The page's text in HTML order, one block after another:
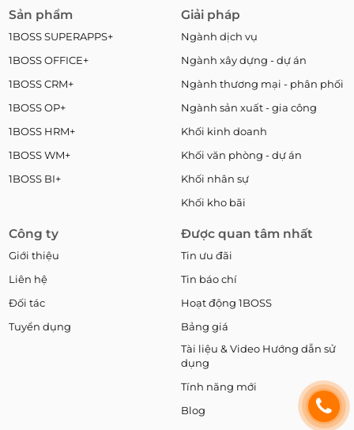
Sản phẩm
1BOSS SUPERAPPS+
1BOSS OFFICE+
1BOSS CRM+
1BOSS OP+
1BOSS HRM+
1BOSS WM+
1BOSS BI+
Giải pháp
Ngành dịch vụ
Ngành xây dựng - dự án
Ngành thương mại - phân phối
Ngành sản xuất - gia công
Khối kinh doanh
Khối văn phòng - dự án
Khối nhân sự
Khối kho bãi
Công ty
Giới thiệu
Liên hệ
Đối tác
Tuyển dụng
Được quan tâm nhất
Tin ưu đãi
Tin báo chí
Hoạt động 1BOSS
Bảng giá
Tài liệu & Video Hướng dẫn sử
dụng
Tính năng mới
Blog